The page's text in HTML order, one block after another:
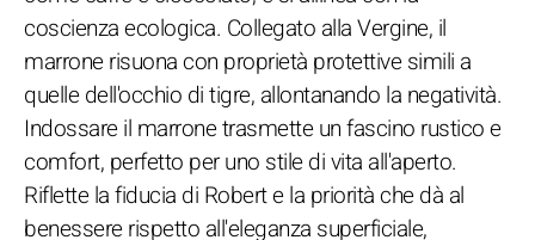
coscienza ecologica. Collegato alla Vergine, il
marrone risuona con proprietà protettive simili a
quelle dell'occhio di tigre, allontanando la negatività.
Indossare il marrone trasmette un fascino rustico e
comfort, perfetto per uno stile di vita all'aperto.
Riflette la fiducia di Robert e la priorità che dà al
benessere rispetto all'eleganza superficiale,